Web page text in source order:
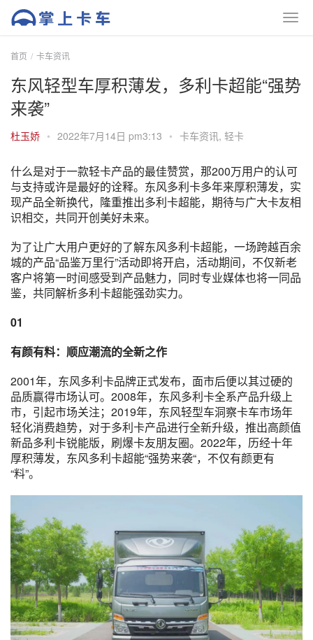
首页 卡车资讯
东风轻型车厚积薄发，多利卡超能“强势
来袭”
杜玉娇 • 2022年7月14日 pm3:13 • 卡车资讯, 轻卡
什么是对于一款轻卡产品的最佳赞赏，那200万用户的认可
与支持或许是最好的诠释。东风多利卡多年来厚积薄发，实
现产品全新换代，隆重推出多利卡超能，期待与广大卡友相
识相交，共同开创美好未来。
为了让广大用户更好的了解东风多利卡超能，一场跨越百余
城的产品“品鉴万里行”活动即将开启，活动期间，不仅新老
客户将第一时间感受到产品魅力，同时专业媒体也将一同品
鉴，共同解析多利卡超能强劲实力。
01
有颜有料：顺应潮流的全新之作
2001年，东风多利卡品牌正式发布，面市后便以其过硬的
品质赢得市场认可。2008年，东风多利卡全系产品升级上
市，引起市场关注；2019年，东风轻型车洞察卡车市场年
轻化消费趋势，对于多利卡产品进行全新升级，推出高颜值
新品多利卡锐能版，刷爆卡友朋友圈。2022年，历经十年
厚积薄发，东风多利卡超能“强势来袭“，不仅有颜更有
“料”。